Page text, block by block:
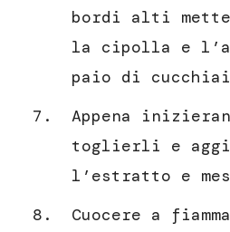
bordi alti
la cipolla e
paio di
Appena
toglierli e
l’estratto e
Cuocere a